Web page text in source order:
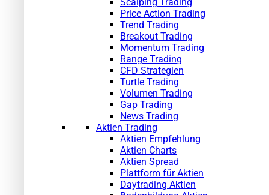
Price Action Trading
Trend Trading
Breakout Trading
Momentum Trading
Range Trading
CFD Strategien
Turtle Trading
Volumen Trading
Gap Trading
News Trading
Aktien Trading
Aktien Empfehlung
Aktien Charts
Aktien Spread
Plattform für Aktien
Daytrading Aktien